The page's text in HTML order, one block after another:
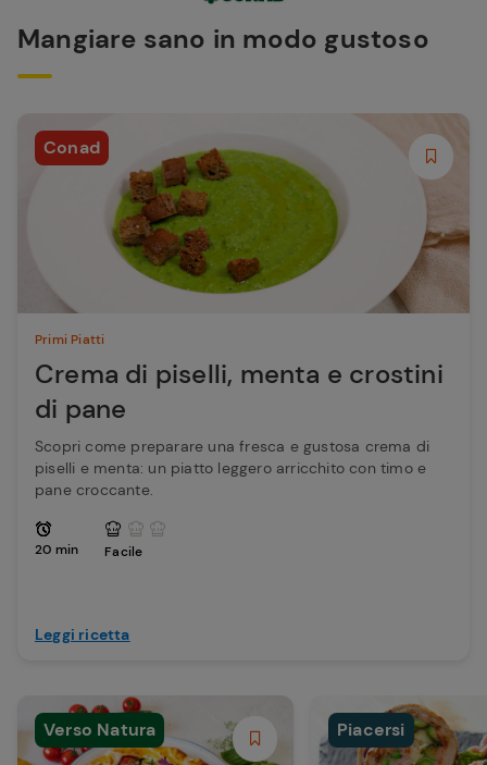
Mangiare sano in modo gustoso
Conad
Primi Piatti
Crema di piselli, menta e crostini
di pane
Scopri come preparare una fresca e gustosa crema di
piselli e menta: un piatto leggero arricchito con timo e
pane croccante.
20 min Facile
Leggi ricetta
Verso Natura Piacersi